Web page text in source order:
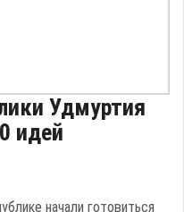
Удмуртия
идей
начали готовиться